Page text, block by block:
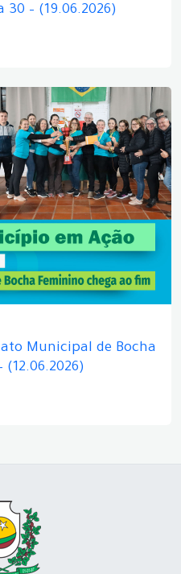
– (19.06.2026)
Municipal de Bocha